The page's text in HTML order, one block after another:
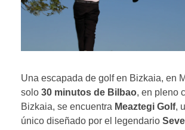
Una escapada de golf en Bizkaia, en
solo 30 minutos de Bilbao, en pleno
Bizkaia, se encuentra Meaztegi Golf,
único diseñado por el legendario